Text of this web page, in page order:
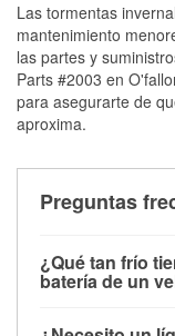
Las tormentas
mantenimiento
las partes y
Parts #2003 en
para asegurarte de
aproxima.
Preguntas
¿Qué tan frío
batería de un